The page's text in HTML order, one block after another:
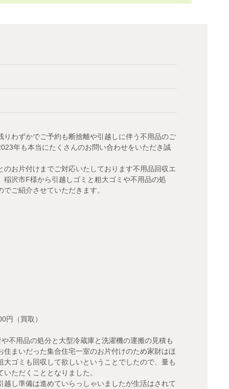
わずかでご予約も断捨離や引越しに伴う不用品のご
年も本当にたくさんのお問い合わせをいただき誠
お片付けまでご対応いたしております不用品回収エ
沢市F様から引越しゴミと粗大ゴミや不用品の処
ご紹介させていただきます。
円（買取）
不用品の処分と大型冷蔵庫と洗濯機の運搬の見積も
まいだった集合住宅一室のお片付けのため家財はほ
ゴミも回収して欲しいということでしたので、量も
ただくこととなりました。
し準備は進めていらっしゃいましたが生活はされて